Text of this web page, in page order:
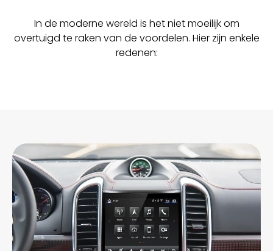
In de moderne wereld is het niet moeilijk om
overtuigd te raken van de voordelen. Hier zijn enkele
redenen: